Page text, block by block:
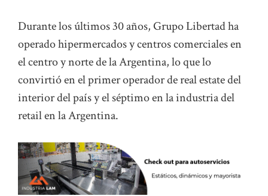
Durante los últimos 30 años, Grupo Libertad ha
operado hipermercados y centros comerciales en
el centro y norte de la Argentina, lo que lo
convirtió en el primer operador de real estate del
interior del país y el séptimo en la industria del
retail en la Argentina.